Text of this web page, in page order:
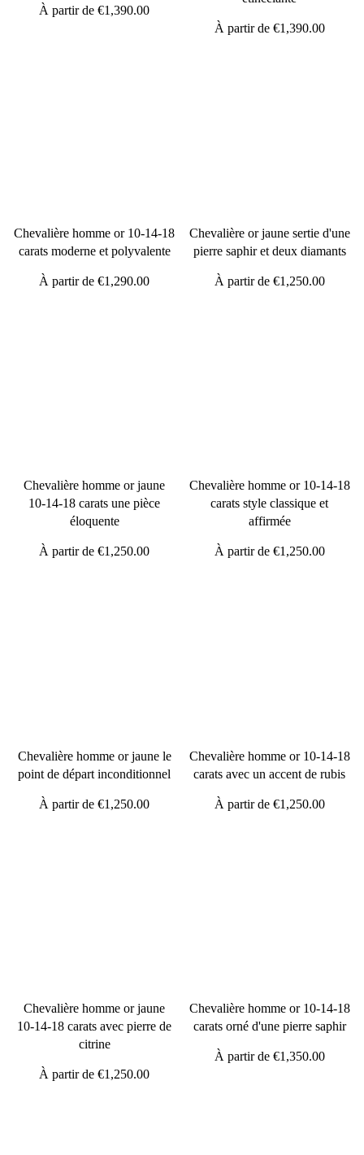
À partir de€1,390.00
À partir de €1,390.00
Chevalière homme or 10-14-18
carats moderne et polyvalente
À partir de€1,290.00
Chevalière or jaune sertie d'une
pierre saphir et deux diamants
À partir de €1,250.00
Chevalière homme or jaune
10-14-18 carats une pièce
éloquente
À partir de€1,250.00
Chevalière homme or 10-14-18
carats style classique et
affirmée
À partir de €1,250.00
Chevalière homme or jaune le
point de départ inconditionnel
À partir de€1,250.00
Chevalière homme or 10-14-18
carats avec un accent de rubis
À partir de €1,250.00
Chevalière homme or jaune
10-14-18 carats avec pierre de
citrine
À partir de€1,250.00
Chevalière homme or 10-14-18
carats orné d'une pierre saphir
À partir de €1,350.00